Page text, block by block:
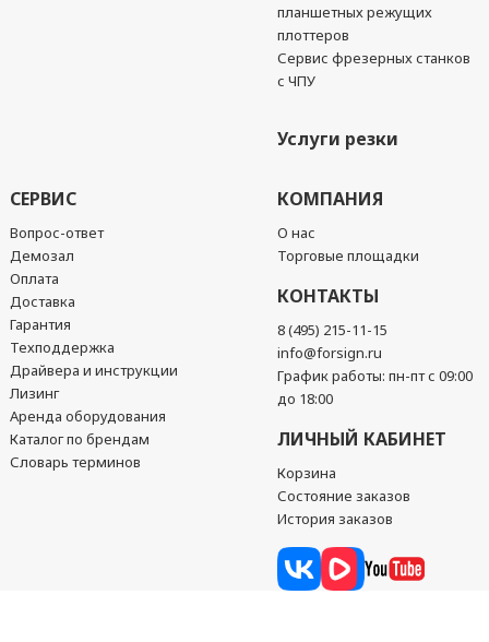
планшетных режущих
плоттеров
Сервис фрезерных станков
с ЧПУ
Услуги резки
СЕРВИС
Вопрос-ответ
Демозал
Оплата
Доставка
Гарантия
Техподдержка
Драйвера и инструкции
Лизинг
Аренда оборудования
Каталог по брендам
Словарь терминов
КОМПАНИЯ
О нас
Торговые площадки
КОНТАКТЫ
8 (495) 215-11-15
info@forsign.ru
График работы: пн-пт с 09:00
до 18:00
ЛИЧНЫЙ КАБИНЕТ
Корзина
Состояние заказов
История заказов